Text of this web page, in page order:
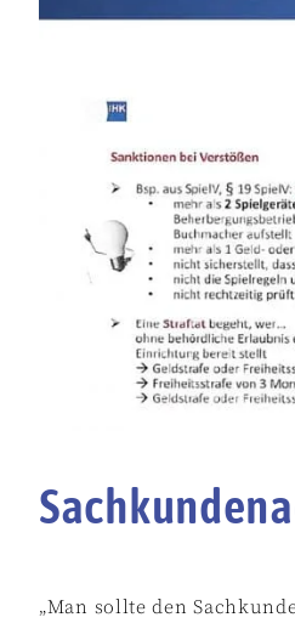
„Man sollte den